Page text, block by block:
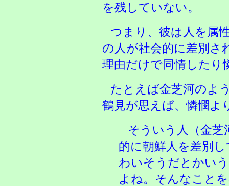
を残していない。
つまり、彼は人を属
の人が社会的に差別さ
理由だけで同情したり
たとえば金芝河のよ
鶴見が思えば、憐憫よ
そういう人（金芝
的に朝鮮人を差別
わいそうだとかい
よね。そんなこと